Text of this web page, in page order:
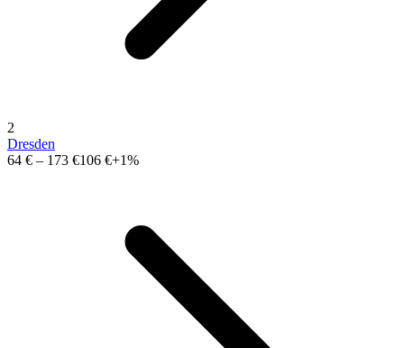
2
Dresden
64 € – 173 €106 €+1%